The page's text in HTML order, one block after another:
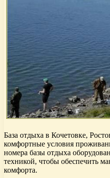
База отдыха в Кочетовке,
комфортные условия
номера базы отдыха
техникой, чтобы обеспечить
комфорта.